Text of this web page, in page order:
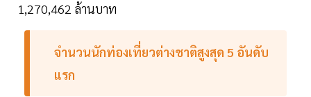
1,270,462 ล้านบาท
จำนวนนักท่องเที่ยวต่างชาติสูงสุด 5 อันดับ
แรก